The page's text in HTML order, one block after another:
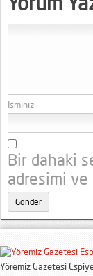
İsminiz
Bir dahaki
adresimi ve
Yöremiz Gazetesi